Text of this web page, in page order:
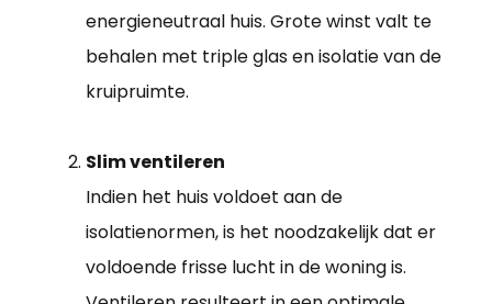
energieneutraal huis. Grote winst valt te
behalen met triple glas en isolatie van de
kruipruimte.
Slim ventileren
Indien het huis voldoet aan de
isolatienormen, is het noodzakelijk dat er
voldoende frisse lucht in de woning is.